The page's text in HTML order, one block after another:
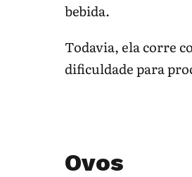
bebida.
Todavia, ela corre
dificuldade para
Ovos